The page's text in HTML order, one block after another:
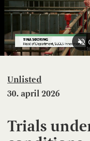
Unlisted
30. april 2026
Trials